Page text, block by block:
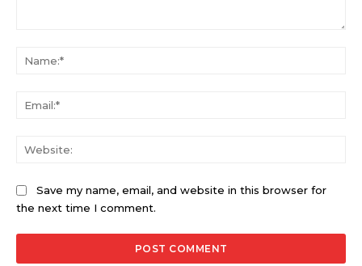
Save my name, email, and website in this browser for
the next time I comment.